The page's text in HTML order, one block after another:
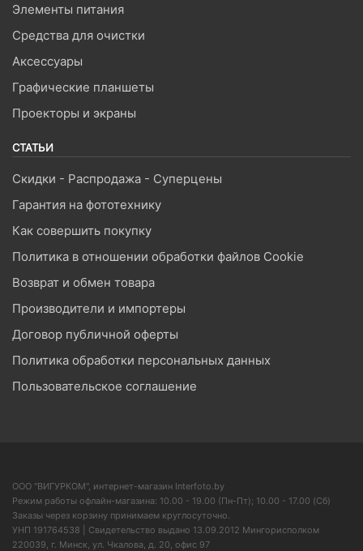
Элементы питания
Средства для очистки
Аксессуары
Графические планшеты
Проекторы и экраны
СТАТЬИ
Скидки - Распродажа - Суперцены
Гарантия на фототехнику
Как совершить покупку
Политика в отношении обработки файлов Cookie
Возврат и обмен товара
Производители и импортеры
Договор публичной оферты
Политика обработки персональных данных
Пользовательское соглашение
ООО "ВИГУРКОМ", интернет-магазин Interfoto.by
Режим работы офлайн-магазина: 10.00 - 19.00 (Пн-Пт); 10.00 - 17.00 (Сб)
Заказы через корзину принимаем круглосуточно.
УНП 191764538 | Свидетельство выдано 13.09.2012 Мингорисполком
220039, г. Минск, ул. Чкалова, д. 20, офис 97